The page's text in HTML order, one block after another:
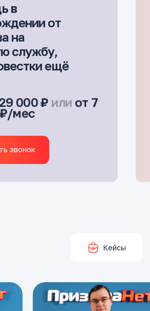
в
от
на
службу,
ещё
000 ₽ или от 7
мес
звонок
Кейсы